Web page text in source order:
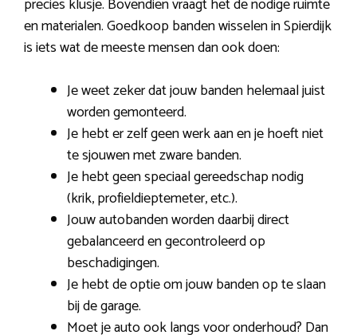
en materialen. Goedkoop banden wisselen in Spierdijk
is iets wat de meeste mensen dan ook doen:
Je weet zeker dat jouw banden helemaal juist
worden gemonteerd.
Je hebt er zelf geen werk aan en je hoeft niet
te sjouwen met zware banden.
Je hebt geen speciaal gereedschap nodig
(krik, profieldieptemeter, etc.).
Jouw autobanden worden daarbij direct
gebalanceerd en gecontroleerd op
beschadigingen.
Je hebt de optie om jouw banden op te slaan
bij de garage.
Moet je auto ook langs voor onderhoud? Dan